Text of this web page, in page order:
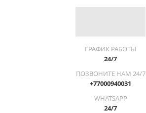
ГРАФИК РАБОТЫ
24/7
ПОЗВОНИТЕ НАМ 24/7
+77000940031
WHATSAPP
24/7